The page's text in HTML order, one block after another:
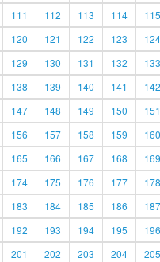
111 112 113 114 115
120 121 122 123 124
129 130 131 132 133
138 139 140 141 142
147 148 149 150 151
156 157 158 159 160
165 166 167 168 169
174 175 176 177 178
183 184 185 186 187
192 193 194 195 196
201 202 203 204 205